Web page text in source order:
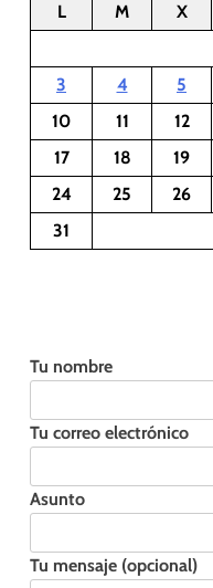
L M X
3
4 5
10
11 12
17
18 19
24
25 26
31
Tu nombre
Tu correo electrónico
Asunto
Tu mensaje (opcional)